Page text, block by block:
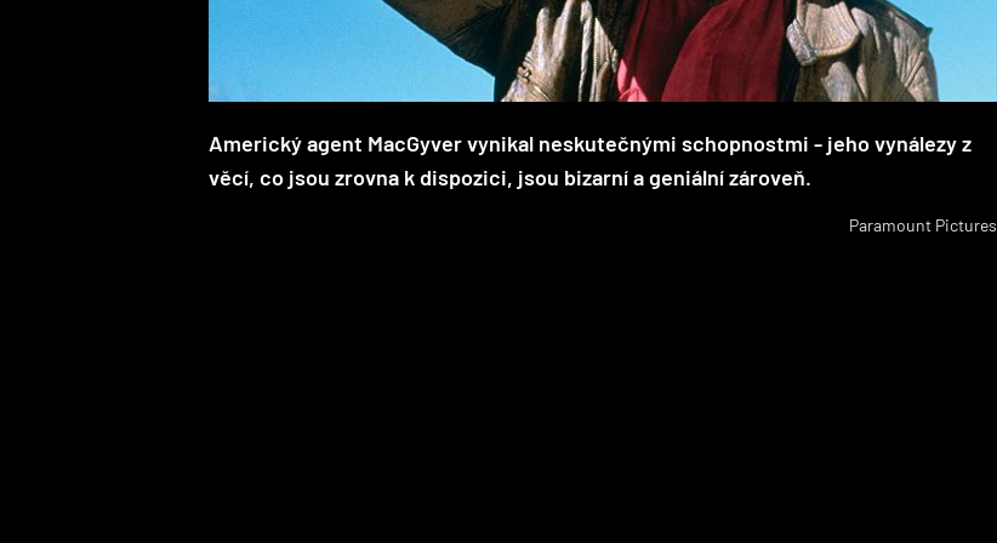
Americký agent MacGyver vynikal neskutečnými schopnostmi - jeho vynálezy z
věcí, co jsou zrovna k dispozici, jsou bizarní a geniální zároveň.
Paramount Pictures